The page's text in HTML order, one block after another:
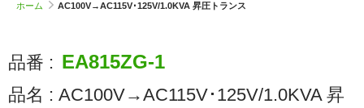
ホーム AC100V→AC115V･125V/1.0KVA 昇圧トランス
品番 : EA815ZG-1
品名 : AC100V→AC115V･125V/1.0KVA 昇